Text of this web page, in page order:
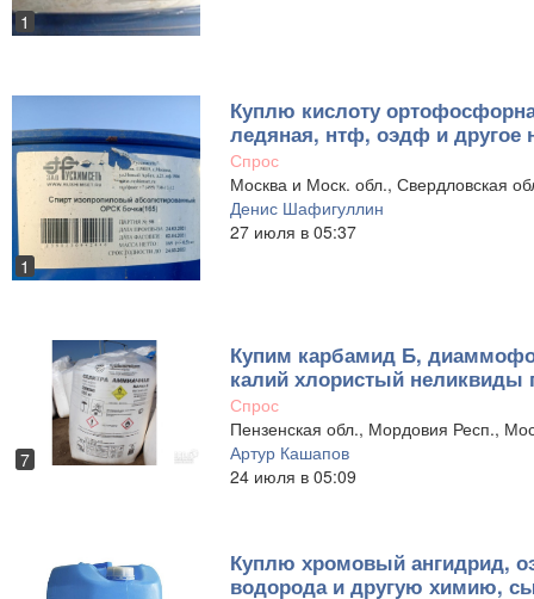
1
1
Куплю кислоту
ледяная, нтф, оэдф и
Спрос
Москва и Моск. обл., Свердловская
Денис Шафигуллин
27 июля в 05:37
7
Купим карбамид Б,
калий хлористый
Спрос
Пензенская обл., Мордовия Респ.,
Артур Кашапов
24 июля в 05:09
Куплю хромовый ангидрид,
водорода и другую химию,